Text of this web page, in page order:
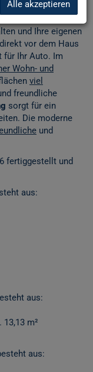
hinter sich lassen.
und Ihre eigenen
direkt vor dem Haus
für Ihr Auto. Im
Wohn- und
viel
freundliche
sorgt für ein
Die moderne
und
fertiggestellt und
aus:
aus:
13,13 m²
aus:
Alle akzeptieren